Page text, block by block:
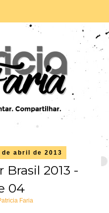
abril de 2013
Brasil 2013 -
04
Faria